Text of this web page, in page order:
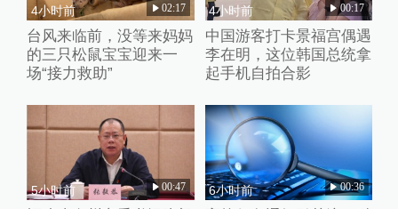
4小时前 02:17
台风来临前，没等来妈妈
的三只松鼠宝宝迎来一
场“接力救助”
4小时前 00:17
中国游客打卡景福宫偶遇
李在明，这位韩国总统拿
起手机自拍合影
5小时前 00:47 6小时前 00:36